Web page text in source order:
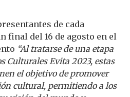
de cada
final del 16 de agosto en el
“Al tratarse de una etapa
Culturales Evita 2023, estas
el objetivo de promover
cultural, permitiendo a los